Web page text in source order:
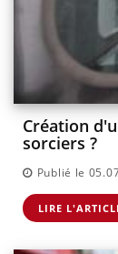
Création
sorciers ?
Publié le
LIRE